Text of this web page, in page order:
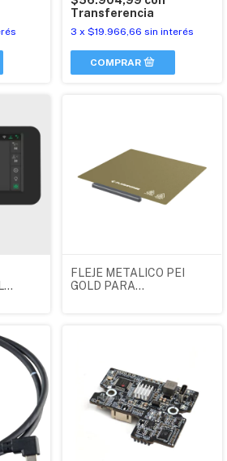
Transferencia
3 x$19.966,66 sin interés
FLEJE METALICO PEI
GOLD PARA